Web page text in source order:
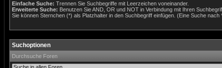
Einfache Suche: Trennen Sie Suchbegriffe mit Leerzeichen voneinander.
Erweiterte Suche: Benutzen Sie AND, OR und NOT in Verbindung mit Ihren
Sie können Sternchen (*) als Platzhalter in den Suchbegriff einfügen. (Eine Suche
Suchoptionen
Durchsuche Foren